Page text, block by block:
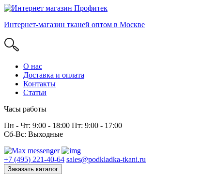
Интернет-магазин тканей оптом в Москве
О нас
Доставка и оплата
Контакты
Статьи
Часы работы
Пн - Чт: 9:00 - 18:00 Пт: 9:00 - 17:00
Сб-Вс: Выходные
+7 (495) 221-40-64 sales@podkladka-tkani.ru
Заказать каталог